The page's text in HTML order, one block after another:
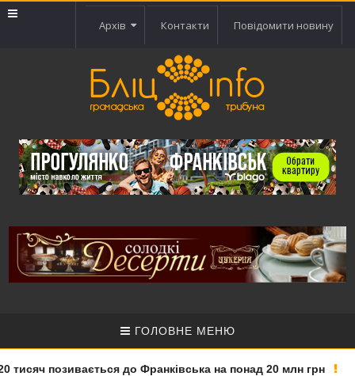
Архів Контакти Повідомити новину
ГОЛОВНЕ МЕНЮ
позивається до Франківська на понад 20 млн грн